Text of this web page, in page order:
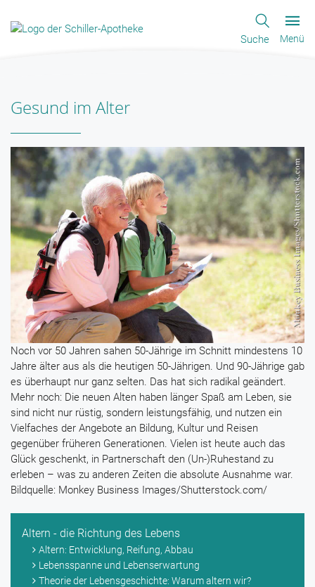
Suche Menü
Gesund im Alter
Noch vor 50 Jahren sahen 50-Jährige im Schnitt mindestens 10
Jahre älter aus als die heutigen 50-Jährigen. Und 90-Jährige gab
es überhaupt nur ganz selten. Das hat sich radikal geändert.
Mehr noch: Die neuen Alten haben länger Spaß am Leben, sie
sind nicht nur rüstig, sondern leistungsfähig, und nutzen ein
Vielfaches der Angebote an Bildung, Kultur und Reisen
gegenüber früheren Generationen. Vielen ist heute auch das
Glück geschenkt, in Partnerschaft den (Un-)Ruhestand zu
erleben – was zu anderen Zeiten die absolute Ausnahme war.
Bildquelle: Monkey Business Images/Shutterstock.com/
Altern - die Richtung des Lebens
Altern: Entwicklung, Reifung, Abbau
Lebensspanne und Lebenserwartung
Theorie der Lebensgeschichte: Warum altern wir?